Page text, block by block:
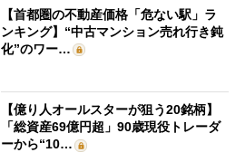
【首都圏の不動産価格「危ない駅」ラ
ンキング】“中古マンション売れ行き鈍
化”のワー…
【億り人オールスターが狙う20銘柄】
「総資産69億円超」90歳現役トレーダ
ーから“10…